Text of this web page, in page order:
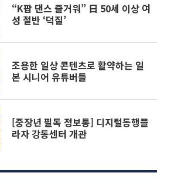
“K팝 댄스 즐거워” 日 50세 이상 여
성 절반 ‘덕질’
조용한 일상 콘텐츠로 활약하는 일
본 시니어 유튜버들
[중장년 필독 정보통] 디지털동행플
라자 강동센터 개관